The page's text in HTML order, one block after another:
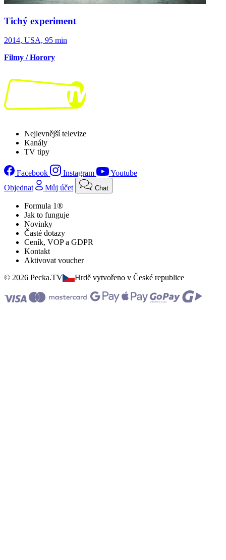
Tichý experiment
2014, USA, 95 min
Filmy / Horory
Nejlevnější televize
Kanály
TV tipy
Facebook Instagram
Youtube
Objednat
Můj účet Chat
Formula 1®
Jak to funguje
Novinky
Časté dotazy
Ceník, VOP a GDPR
Kontakt
Aktivovat voucher
© 2026 Pecka.TV
Hrdě vytvořeno v České republice